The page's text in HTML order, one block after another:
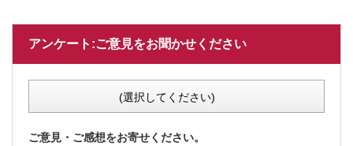
アンケート:ご意見をお聞かせください
(選択してください)
ご意見・ご感想をお寄せください。